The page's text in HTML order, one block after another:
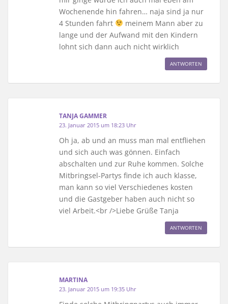
Wochenende hin fahren… naja sind ja nur
4 Stunden fahrt
meinem Mann aber zu
lange und der Aufwand mit den Kindern
lohnt sich dann auch nicht wirklich
ANTWORTEN
TANJA GAMMER
23. Januar 2015 um 18:23 Uhr
Oh ja, ab und an muss man mal entfliehen
und sich auch was gönnen. Einfach
abschalten und zur Ruhe kommen. Solche
Mitbringsel-Partys finde ich auch klasse,
man kann so viel Verschiedenes kosten
und die Gastgeber haben auch nicht so
viel Arbeit.<br />Liebe Grüße Tanja
ANTWORTEN
MARTINA
23. Januar 2015 um 19:35 Uhr